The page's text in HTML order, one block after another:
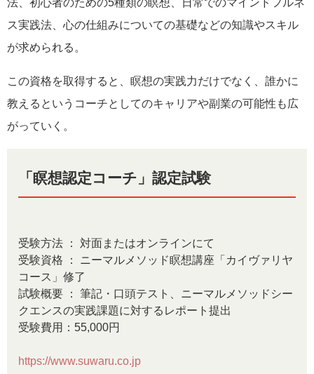
ス実践法、心の仕組みについての基礎などの知識やスキル
が求められる。
この資格を取得すると、瞑想の実践力だけでなく、誰かに
教えるというコーチとしてのキャリアや副業の可能性も広
がっていく。
「瞑想認定コーチ」認定試験
受験方法 ： 対面またはオンラインにて
受験資格 ： ニーマルメソッド瞑想講座「カイヴァリヤ
コース」修了
試験概要 ： 筆記・口頭テスト、ニーマルメソッドシー
クエンスの実践課題に対するレポート提出
受験費用：55,000円
https://www.suwaru.co.jp